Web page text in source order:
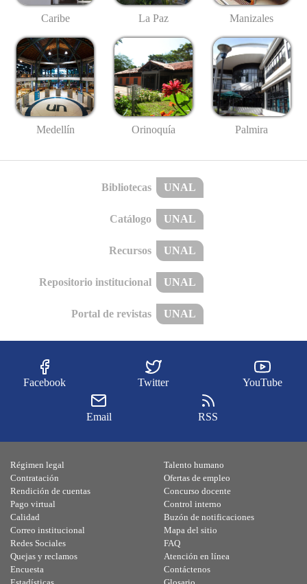
Caribe La Paz Manizales
Medellín Orinoquía Palmira
Bibliotecas UNAL
Catálogo UNAL
Recursos UNAL
Repositorio institucional UNAL
Portal de revistas UNAL
Facebook Twitter YouTube
Email RSS
Régimen legal
Contratación
Rendición de cuentas
Pago virtual
Calidad
Talento humano
Ofertas de empleo
Concurso docente
Control interno
Buzón de notificaciones
Correo institucional
Redes Sociales
Quejas y reclamos
Encuesta
Mapa del sitio
FAQ
Atención en línea
Contáctenos